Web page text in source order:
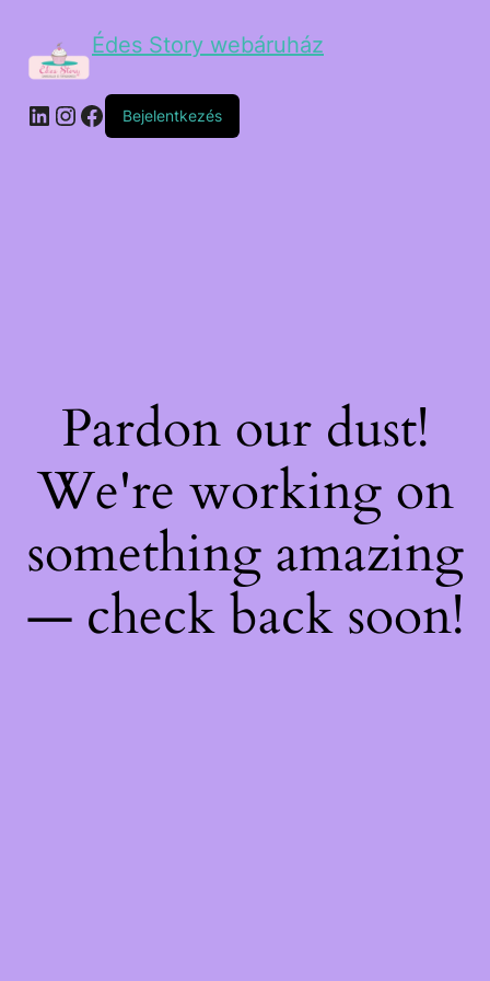
Édes Story webáruház
Bejelentkezés
Pardon our dust!
We're working on
something amazing
— check back soon!